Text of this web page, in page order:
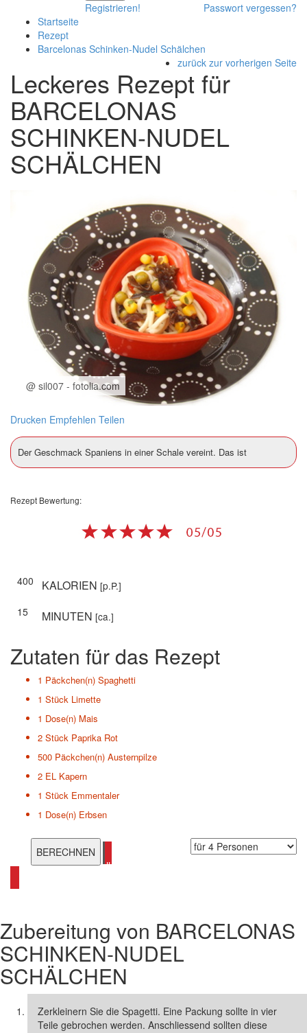
Registrieren!
Passwort vergessen?
Startseite
Rezept
Barcelonas Schinken-Nudel Schälchen
zurück zur vorherigen Seite
Leckeres Rezept für
BARCELONAS
SCHINKEN-NUDEL
SCHÄLCHEN
@ sil007 - fotolia.com
Drucken Empfehlen Teilen
Der Geschmack Spaniens in einer Schale vereint. Das ist
Rezept Bewertung:
400 KALORIEN [p.P.]
15
MINUTEN [ca.]
Zutaten für das Rezept
1 Päckchen(n) Spaghetti
1 Stück Limette
1 Dose(n) Mais
2 Stück Paprika Rot
500 Päckchen(n) Austernpilze
2 EL Kapern
1 Stück Emmentaler
1 Dose(n) Erbsen
alle Salat Rezepte ansehen
Zubereitung von BARCELONAS
SCHINKEN-NUDEL
SCHÄLCHEN
Zerkleinern Sie die Spagetti. Eine Packung sollte in vier
Teile gebrochen werden. Anschliessend sollten diese